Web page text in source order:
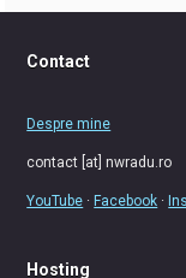
Contact
Despre mine
contact [at] nwradu.ro
YouTube ·Facebook ·
Hosting